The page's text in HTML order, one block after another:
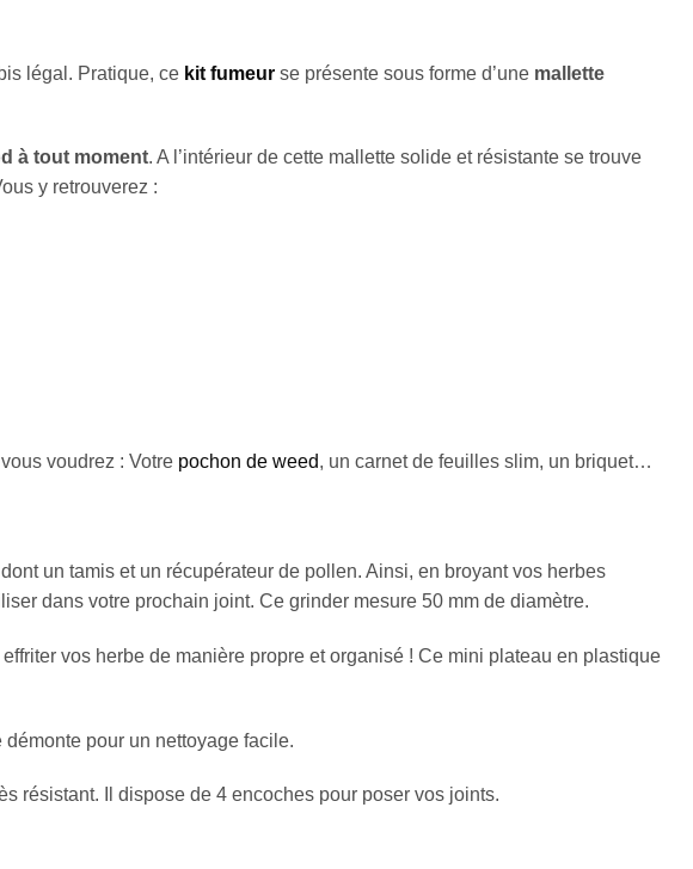
légal. Pratique, ce kit fumeur se présente sous forme d’une mallette
à tout moment. A l’intérieur de cette mallette solide et résistante se trouve
y retrouverez :
voudrez : Votre pochon de weed, un carnet de feuilles slim, un briquet…
un tamis et un récupérateur de pollen. Ainsi, en broyant vos herbes
dans votre prochain joint. Ce grinder mesure 50 mm de diamètre.
vos herbe de manière propre et organisé ! Ce mini plateau en plastique
pour un nettoyage facile.
résistant. Il dispose de 4 encoches pour poser vos joints.